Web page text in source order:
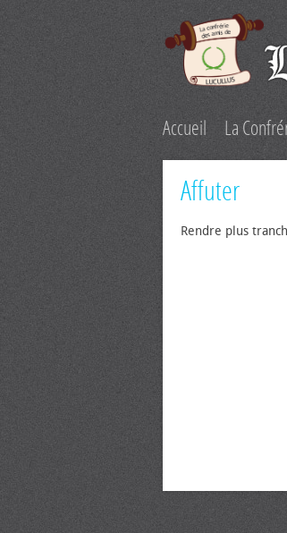
Accueil La
Affuter
Rendre plus